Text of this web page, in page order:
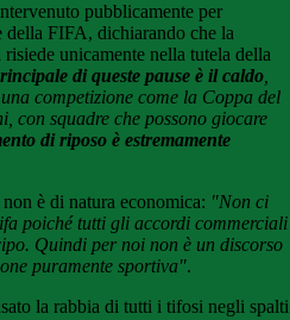
pubblicamente per
della FIFA, dichiarando che la
unicamente nella tutela della
di queste pause è il caldo
competizione come la Coppa del
con squadre che possono giocare
di riposo è estremamente
è di natura economica: "Non ci
poiché tutti gli accordi commerciali
Quindi per noi non è un discorso
puramente sportiva".
la rabbia di tutti i tifosi negli spalti